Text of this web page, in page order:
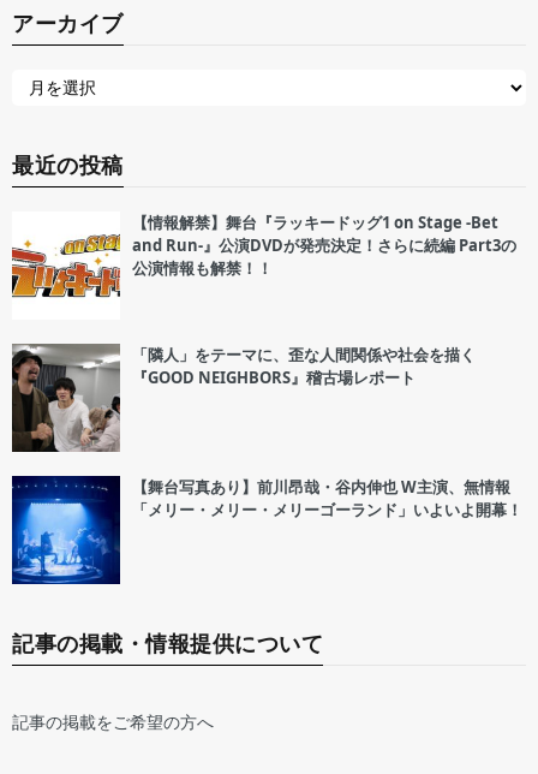
アーカイブ
最近の投稿
【情報解禁】舞台『ラッキードッグ1 on Stage -Bet
and Run-』公演DVDが発売決定！さらに続編 Part3の
公演情報も解禁！！
「隣人」をテーマに、歪な人間関係や社会を描く
『GOOD NEIGHBORS』稽古場レポート
【舞台写真あり】前川昂哉・谷内伸也 W主演、無情報
「メリー・メリー・メリーゴーランド」いよいよ開幕！
記事の掲載・情報提供について
記事の掲載をご希望の方へ